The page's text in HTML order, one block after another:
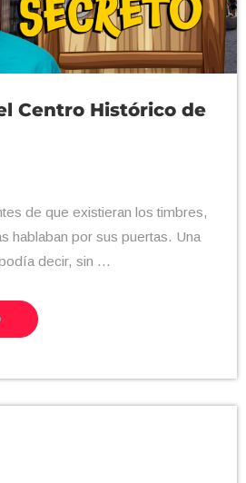
Centro Histórico de
de que existieran los timbres,
hablaban por sus puertas. Una
decir, sin ...